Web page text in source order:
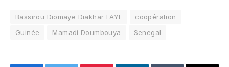
Bassirou Diomaye Diakhar FAYE
coopération
Guinée
Mamadi Doumbouya Senegal